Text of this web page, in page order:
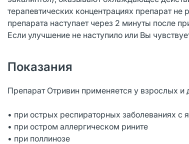
терапевтических концентрациях препарат
препарата наступает через 2 минуты после
Если улучшение не наступило или Вы
Показания
Препарат Отривин применяется у взрослых и
• при острых респираторных заболеваниях с
• при остром аллергическом рините
• при поллинозе